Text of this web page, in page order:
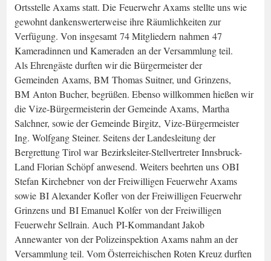
Ortsstelle Axams statt. Die Feuerwehr Axams stellte uns wie
gewohnt dankenswerterweise ihre Räumlichkeiten zur
Verfügung. Von insgesamt 74 Mitgliedern nahmen 47
Kameradinnen und Kameraden an der Versammlung teil.
Als Ehrengäste durften wir die Bürgermeister der
Gemeinden Axams, BM Thomas Suitner, und Grinzens,
BM Anton Bucher, begrüßen. Ebenso willkommen hießen wir
die Vize-Bürgermeisterin der Gemeinde Axams, Martha
Salchner, sowie der Gemeinde Birgitz, Vize-Bürgermeister
Ing. Wolfgang Steiner. Seitens der Landesleitung der
Bergrettung Tirol war Bezirksleiter-Stellvertreter Innsbruck-
Land Florian Schöpf anwesend. Weiters beehrten uns OBI
Stefan Kirchebner von der Freiwilligen Feuerwehr Axams
sowie BI Alexander Kofler von der Freiwilligen Feuerwehr
Grinzens und BI Emanuel Kolfer von der Freiwilligen
Feuerwehr Sellrain. Auch PI-Kommandant Jakob
Annewanter von der Polizeinspektion Axams nahm an der
Versammlung teil. Vom Österreichischen Roten Kreuz durften